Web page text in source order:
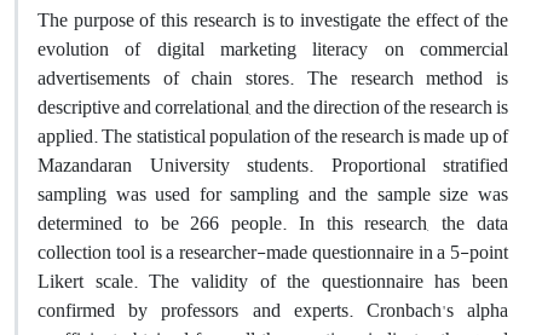
The purpose of this research is to investigate the effect of the
evolution of digital marketing literacy on commercial
advertisements of chain stores. The research method is
descriptive and correlational, and the direction of the research is
applied. The statistical population of the research is made up of
Mazandaran University students. Proportional stratified
sampling was used for sampling and the sample size was
determined to be 266 people. In this research, the data
collection tool is a researcher-made questionnaire in a 5-point
Likert scale. The validity of the questionnaire has been
confirmed by professors and experts. Cronbach's alpha